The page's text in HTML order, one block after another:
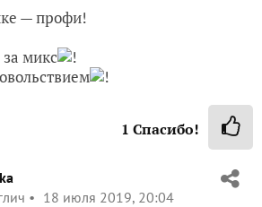
— профи!
микс
!
!
1 Спасибо!
18 июля 2019, 20:04